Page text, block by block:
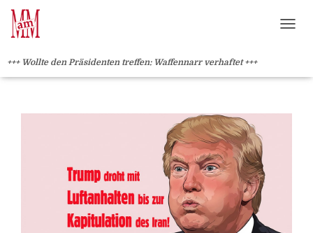
Weiterlesen" />
+++ Wollte den Präsidenten treffen: Waffennarr verhaftet +++